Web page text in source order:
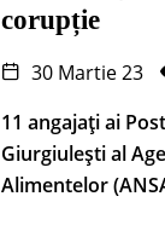
corupție
30 Martie 23
11 angajați ai
Giurgiulești al
Alimentelor